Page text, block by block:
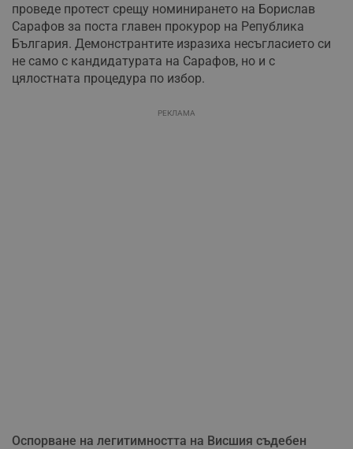
проведе протест срещу номинирането на Борислав
Сарафов за поста главен прокурор на Република
България. Демонстрантите изразиха несъгласието си
не само с кандидатурата на Сарафов, но и с
цялостната процедура по избор.
РЕКЛАМА
Оспорване на легитимността на Висшия съдебен